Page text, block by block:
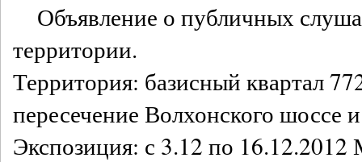
Объявление о публичных
территории.
Территория: базисный квартал
пересечение Волхонского шоссе
Экспозиция: с 3.12 по